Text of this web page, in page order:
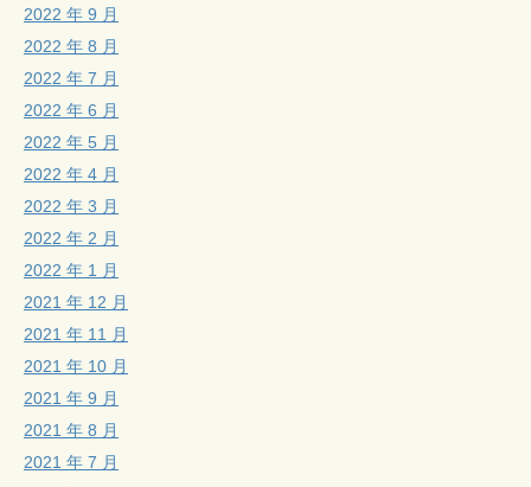
2022 年 9 月
2022 年 8 月
2022 年 7 月
2022 年 6 月
2022 年 5 月
2022 年 4 月
2022 年 3 月
2022 年 2 月
2022 年 1 月
2021 年 12 月
2021 年 11 月
2021 年 10 月
2021 年 9 月
2021 年 8 月
2021 年 7 月